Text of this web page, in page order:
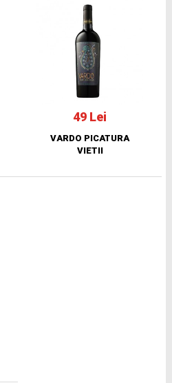
49 Lei
VARDO PICATURA
VIETII